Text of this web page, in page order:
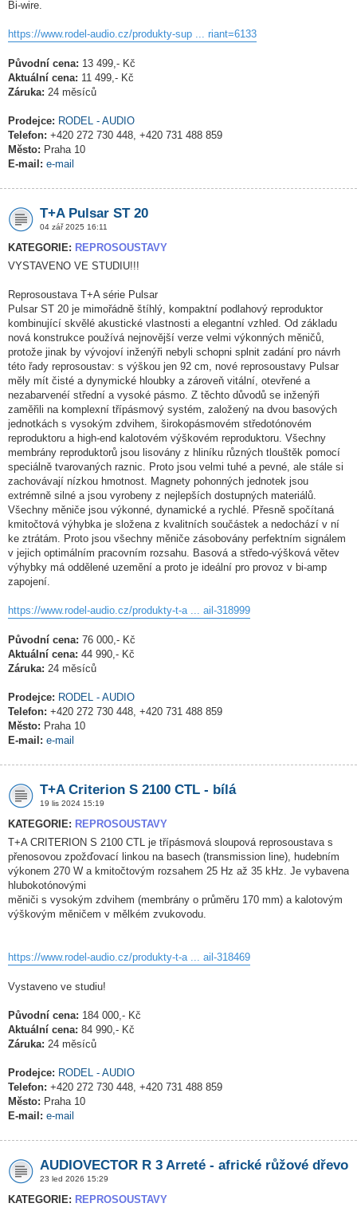
Bi-wire.
https://www.rodel-audio.cz/produkty-sup ... riant=6133
Původní cena: 13 499,- Kč
Aktuální cena: 11 499,- Kč
Záruka: 24 měsíců
Prodejce: RODEL - AUDIO
Telefon: +420 272 730 448, +420 731 488 859
Město: Praha 10
E-mail: e-mail
T+A Pulsar ST 20
04 zář 2025 16:11
KATEGORIE: REPROSOUSTAVY
VYSTAVENO VE STUDIU!!!
Reprosoustava T+A série Pulsar
Pulsar ST 20 je mimořádně štíhlý, kompaktní podlahový reproduktor
kombinující skvělé akustické vlastnosti a elegantní vzhled. Od základu
nová konstrukce používá nejnovější verze velmi výkonných měničů,
protože jinak by vývojoví inženýři nebyli schopni splnit zadání pro návrh
této řady reprosoustav: s výškou jen 92 cm, nové reprosoustavy Pulsar
měly mít čisté a dynymické hloubky a zároveň vitální, otevřené a
nezabarvenéí střední a vysoké pásmo. Z těchto důvodů se inženýři
zaměřili na komplexní třípásmový systém, založený na dvou basových
jednotkách s vysokým zdvihem, širokopásmovém středotónovém
reproduktoru a high-end kalotovém výškovém reproduktoru. Všechny
membrány reproduktorů jsou lisovány z hliníku různých tlouštěk pomocí
speciálně tvarovaných raznic. Proto jsou velmi tuhé a pevné, ale stále si
zachovávají nízkou hmotnost. Magnety pohonných jednotek jsou
extrémně silné a jsou vyrobeny z nejlepších dostupných materiálů.
Všechny měniče jsou výkonné, dynamické a rychlé. Přesně spočítaná
kmitočtová výhybka je složena z kvalitních součástek a nedochází v ní
ke ztrátám. Proto jsou všechny měniče zásobovány perfektním signálem
v jejich optimálním pracovním rozsahu. Basová a středo-výšková větev
výhybky má oddělené uzemění a proto je ideální pro provoz v bi-amp
zapojení.
https://www.rodel-audio.cz/produkty-t-a ... ail-318999
Původní cena: 76 000,- Kč
Aktuální cena: 44 990,- Kč
Záruka: 24 měsíců
Prodejce: RODEL - AUDIO
Telefon: +420 272 730 448, +420 731 488 859
Město: Praha 10
E-mail: e-mail
T+A Criterion S 2100 CTL - bílá
19 lis 2024 15:19
KATEGORIE: REPROSOUSTAVY
T+A CRITERION S 2100 CTL je třípásmová sloupová reprosoustava s
přenosovou zpožďovací linkou na basech (transmission line), hudebním
výkonem 270 W a kmitočtovým rozsahem 25 Hz až 35 kHz. Je vybavena
hlubokotónovými
měniči s vysokým zdvihem (membrány o průměru 170 mm) a kalotovým
výškovým měničem v mělkém zvukovodu.
https://www.rodel-audio.cz/produkty-t-a ... ail-318469
Vystaveno ve studiu!
Původní cena: 184 000,- Kč
Aktuální cena: 84 990,- Kč
Záruka: 24 měsíců
Prodejce: RODEL - AUDIO
Telefon: +420 272 730 448, +420 731 488 859
Město: Praha 10
E-mail: e-mail
AUDIOVECTOR R 3 Arreté - africké růžové dřevo
23 led 2026 15:29
KATEGORIE: REPROSOUSTAVY